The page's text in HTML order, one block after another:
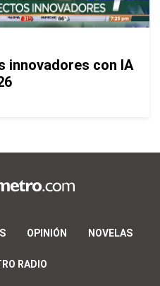
innovadores con IA
OPINIÓN NOVELAS
RADIO